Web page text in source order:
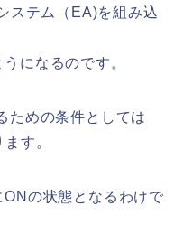
ステム（EA)を組み込
になるのです。
ための条件としては
す。
の状態となるわけで